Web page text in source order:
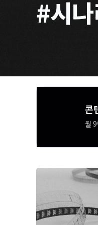
#시
콘
월